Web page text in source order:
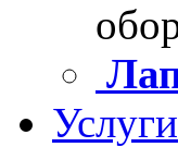
Услуги